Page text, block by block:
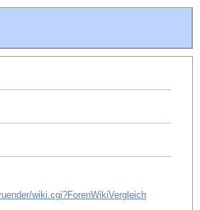
wiki.cgi?ForenWikiVergleich